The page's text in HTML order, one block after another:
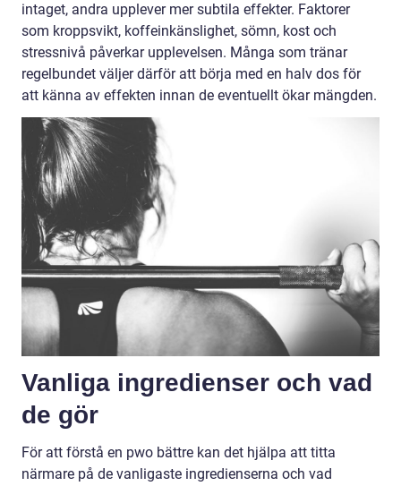
intaget, andra upplever mer subtila effekter. Faktorer
som kroppsvikt, koffeinkänslighet, sömn, kost och
stressnivå påverkar upplevelsen. Många som tränar
regelbundet väljer därför att börja med en halv dos för
att känna av effekten innan de eventuellt ökar mängden.
Vanliga ingredienser och vad
de gör
För att förstå en pwo bättre kan det hjälpa att titta
närmare på de vanligaste ingredienserna och vad